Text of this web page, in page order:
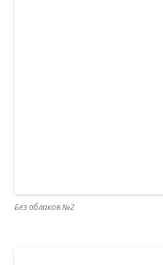
Без облаков №2